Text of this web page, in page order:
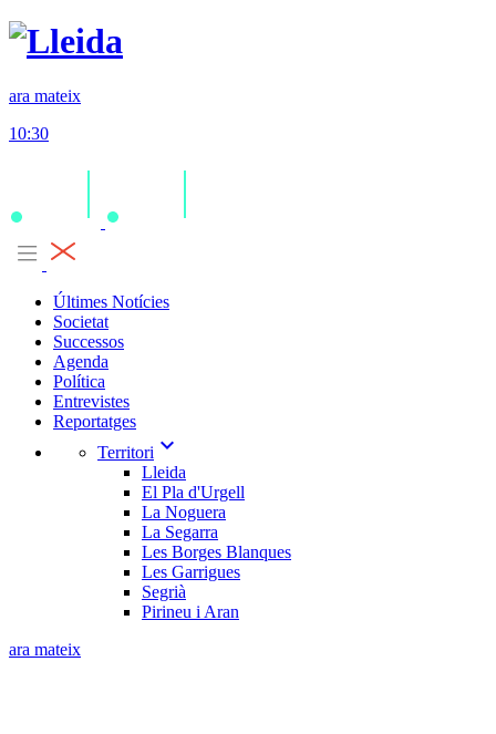
ara mateix
10:30
Últimes Notícies
Societat
Successos
Agenda
Política
Entrevistes
Reportatges
Territori expand_more
Lleida
El Pla d'Urgell
La Noguera
La Segarra
Les Borges Blanques
Les Garrigues
Segrià
Pirineu i Aran
ara mateix